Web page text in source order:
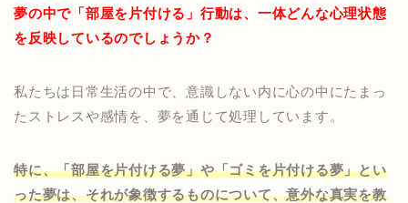
夢の中で「部屋を片付ける」行動は、一体どんな心理状態
を反映しているのでしょうか？
私たちは日常生活の中で、意識しない内に心の中にたまっ
たストレスや感情を、夢を通じて処理しています。
特に、「部屋を片付ける夢」や「ゴミを片付ける夢」とい
った夢は、それが象徴するものについて、意外な真実を教